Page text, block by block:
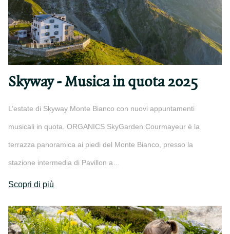
Skyway - Musica in quota 2025
L’estate di Skyway Monte Bianco con nuovi appuntamenti
musicali in quota. ORGANICS SkyGarden Courmayeur è la
terrazza panoramica ai piedi del Monte Bianco, presso la
stazione intermedia di Pavillon a…
Scopri di più